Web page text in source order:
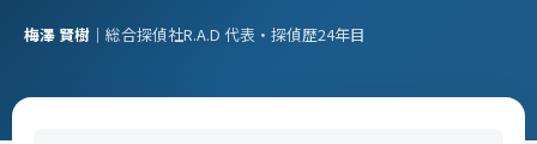
梅澤 賢樹 ｜総合探偵社R.A.D 代表・探偵歴24年目